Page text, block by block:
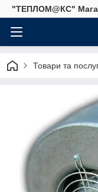
"ТЕПЛОМ@КС"
Товари та